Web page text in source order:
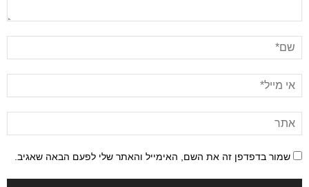
שמור בדפדפן זה את השם, האימייל והאתר שלי לפעם הבאה שאגיב.